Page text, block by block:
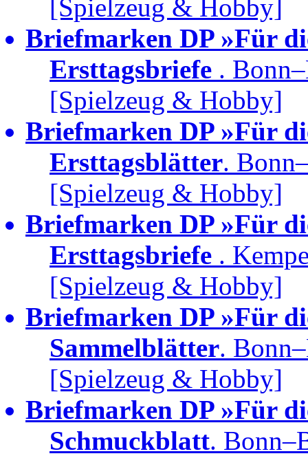
[Spielzeug & Hobby]
Briefmarken DP »Für
Ersttagsbriefe .
[Spielzeug & Hobby]
Briefmarken DP »Für
Ersttagsblätter.
[Spielzeug & Hobby]
Briefmarken DP »Für
Ersttagsbriefe .
[Spielzeug & Hobby]
Briefmarken DP »Für
Sammelblätter.
[Spielzeug & Hobby]
Briefmarken DP »Für
Schmuckblatt.